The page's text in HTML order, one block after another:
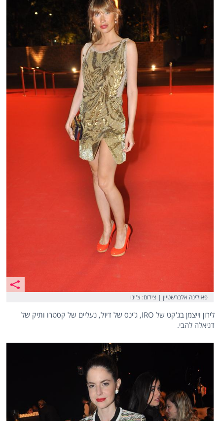
פאולינה אלברשטיין | צילום: צ'ינו
לירון וייצמן בג'קט של IRO, ג'ינס של דיזל, נעליים של קסטרו ותיק של
דניאלה להבי.